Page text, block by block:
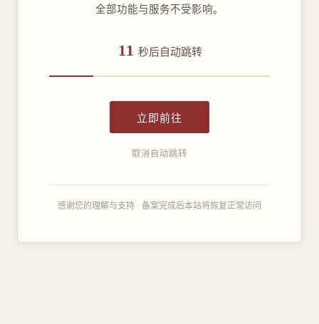
全部功能与服务不受影响。
11 秒后自动跳转
立即前往
取消自动跳转
感谢您的理解与支持 · 备案完成后本站将恢复正常访问